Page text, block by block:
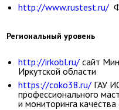
http://www.rustest.ru/
Региональный уровень
http://irkobl.ru/ сайт
Иркутской области
https://coko38.ru/ ГАУ
профессионального
и мониторинга